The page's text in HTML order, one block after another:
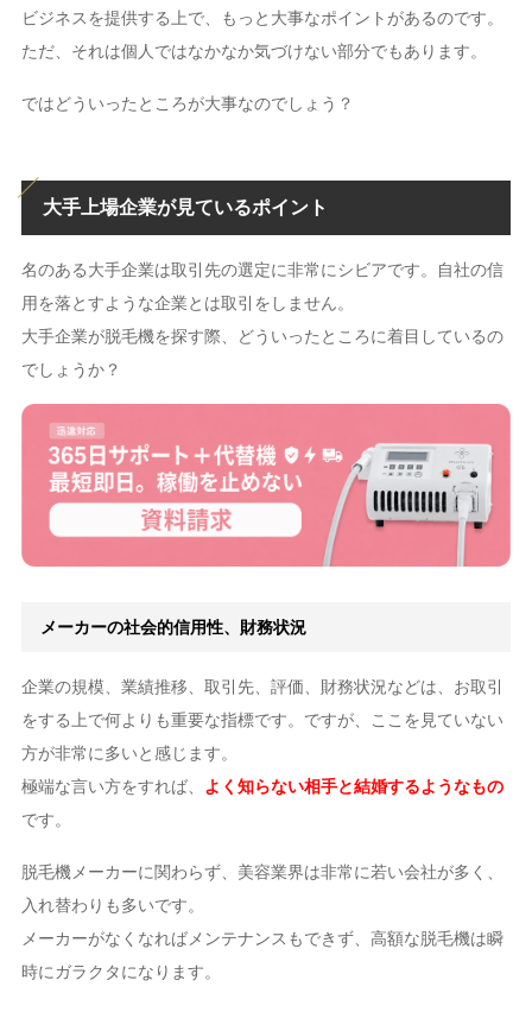
ビジネスを提供する上で、もっと大事なポイントがあるのです。
ただ、それは個人ではなかなか気づけない部分でもあります。
ではどういったところが大事なのでしょう？
大手上場企業が見ているポイント
名のある大手企業は取引先の選定に非常にシビアです。自社の信
用を落とすような企業とは取引をしません。
大手企業が脱毛機を探す際、どういったところに着目しているの
でしょうか？
メーカーの社会的信用性、財務状況
企業の規模、業績推移、取引先、評価、財務状況などは、お取引
をする上で何よりも重要な指標です。ですが、ここを見ていない
方が非常に多いと感じます。
極端な言い方をすれば、
よく知らない相手と結婚するようなもの
です。
脱毛機メーカーに関わらず、美容業界は非常に若い会社が多く、
入れ替わりも多いです。
メーカーがなくなればメンテナンスもできず、高額な脱毛機は瞬
時にガラクタになります。